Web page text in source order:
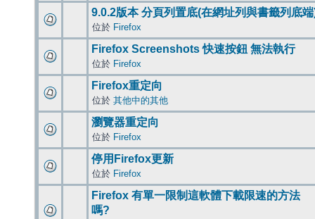
9.0.2版本 分頁列置底(在網址列與書籤列底
位於 Firefox
Firefox Screenshots 快速按鈕 無法執行
位於 Firefox
Firefox重定向
位於 其他中的其他
瀏覽器重定向
位於 Firefox
停用Firefox更新
位於 Firefox
Firefox 有單一限制這軟體下載限速的方法
嗎?